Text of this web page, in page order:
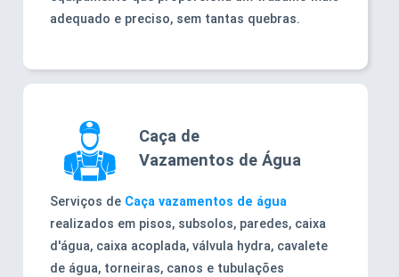
adequado e preciso, sem tantas quebras.
Caça de
Vazamentos de Água
Serviços de Caça vazamentos de água
realizados em pisos, subsolos, paredes, caixa
d'água, caixa acoplada, válvula hydra, cavalete
de água, torneiras, canos e tubulações